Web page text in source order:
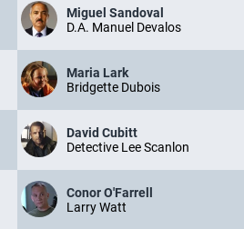
Miguel Sandoval
D.A. Manuel Devalos
Maria Lark
Bridgette Dubois
David Cubitt
Detective Lee Scanlon
Conor O'Farrell
Larry Watt